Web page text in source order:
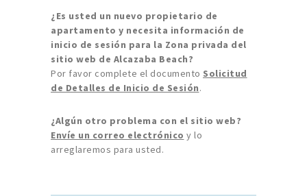
¿Es usted un nuevo propietario de
apartamento y necesita información de
inicio de sesión para la Zona privada del
sitio web de Alcazaba Beach?
Por favor complete el documento Solicitud
de Detalles de Inicio de Sesión.
¿Algún otro problema con el sitio web?
Envíe un correo electrónico y lo
arreglaremos para usted.